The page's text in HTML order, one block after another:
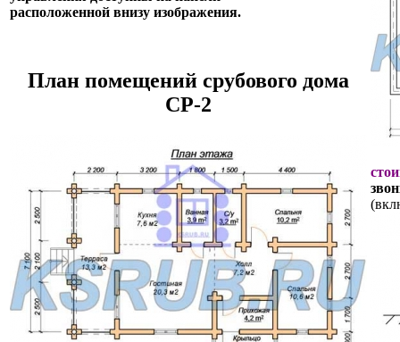
расположенной внизу изображения.
План помещений срубового дома
СР-2